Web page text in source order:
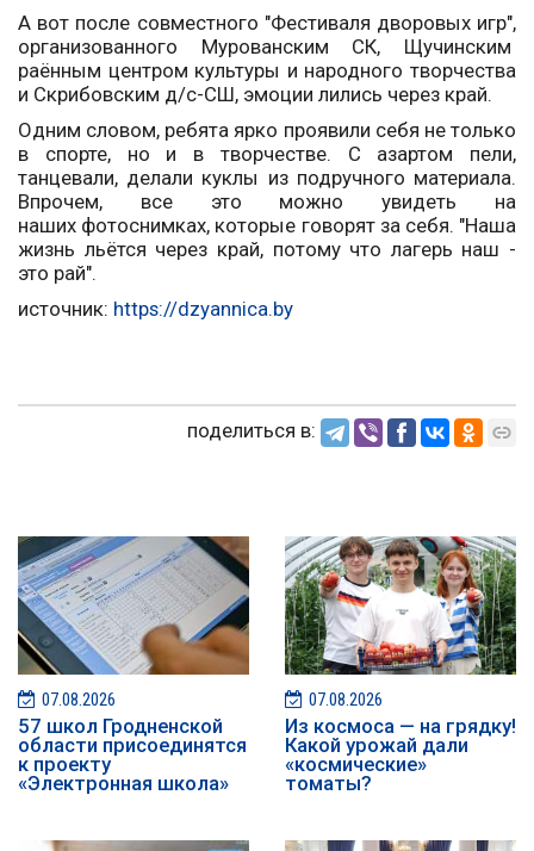
А вот после совместного "Фестиваля дворовых игр",
организованного Мурованским СК, Щучинским
раённым центром культуры и народного творчества
и Скрибовским д/с-СШ, эмоции лились через край.
Одним словом, ребята ярко проявили себя не только
в спорте, но и в творчестве. С азартом пели,
танцевали, делали куклы из подручного материала.
Впрочем, все это можно увидеть на
наших фотоснимках, которые говорят за себя. "Наша
жизнь льётся через край, потому что лагерь наш -
это рай".
источник: https://dzyannica.by
поделиться в:
07.08.2026
57 школ Гродненской
области присоединятся
к проекту
«Электронная школа»
07.08.2026
Из космоса — на грядку!
Какой урожай дали
«космические»
томаты?